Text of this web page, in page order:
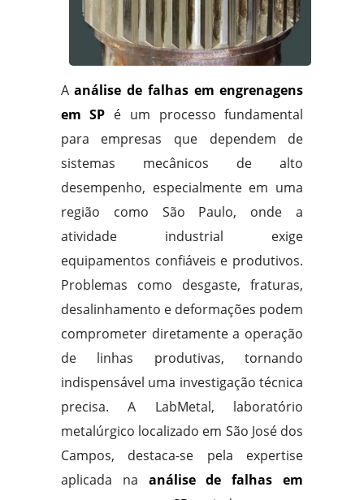
Aanálise de falhas em engrenagens
em SP é um processo fundamental
para empresas que dependem de
sistemas mecânicos de alto
desempenho, especialmente em uma
região como São Paulo, onde a
atividade industrial exige
equipamentos confiáveis e produtivos.
Problemas como desgaste, fraturas,
desalinhamento e deformações podem
comprometer diretamente a operação
de linhas produtivas, tornando
indispensável uma investigação técnica
precisa. A LabMetal, laboratório
metalúrgico localizado em São José dos
Campos, destaca-se pela expertise
aplicada na análise de falhas em